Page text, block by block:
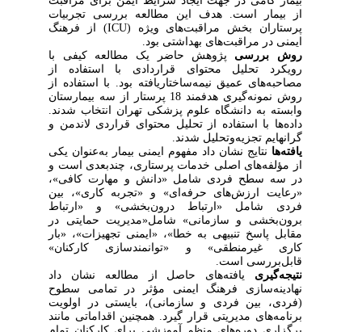
از بیمار است. هدف این مطالعه بررسی تجربیات
پرستاران بخش مراقبت‌های ویژه (ICU) از فرهنگ
ایمنی در مراقبت‌های بهداشتی بود.
روش بررسیپژوهش حاضر یک مطالعه کیفی با
رویکرد تحلیل محتوای قراردادی با استفاده از
مصاحبه‌های عمیق نیمه‌ساختاریافته بود. با استفاده از
روش نمونه‌گیری هدفمند 18 پرستار از سه بیمارستان
وابسته به دانشگاه علوم پزشکی تهران انتخاب شدند.
داده‌ها با استفاده از تحلیل محتوای قراردی لاندمن و
گرانهایم تجزیه‌وتحلیل شدند.
یافته‌هانتایج نشان داد مفهوم ایمنی بیمار به‌عنوان یکی
از مؤلفه‌های اصلی خدمات پرستاری، چندبعدی است و
در سه سطح فردی شامل «دانش و مهارت کافی»،
«رعایت ارزش‌های حرفه‌ای» و «تجربه کاری»، بین
فردی شامل «ارتباط درون‌بخشی» و «ارتباط
برون‌بخشی و سازمانی» شامل«مدیریت حمایتی در
مقابل پاسخ تنبیهی به خطا»، «ایمنی تجهیزات»، «بار
کاری غیرمنطقی» و «توانمندسازی کارکنان»
قابل‌بررسی است.
نتیجه‌گیری یافته‌های حاصل از مطالعه نشان داد
نهادینه‌سازی فرهنگ ایمنی مؤثر در تمامی سطوح
(فردی، بین فردی و سازمانی)، بایستی در اولویت
برنامه‌های مدیریتی قرار گیرد. همچنین اقداماتی مانند